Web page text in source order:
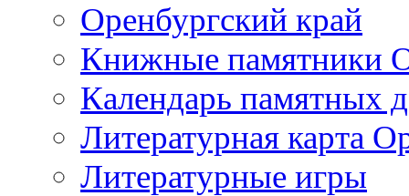
Оренбургский край
Книжные памятники
Календарь памятных
Литературная карта
Литературные игры